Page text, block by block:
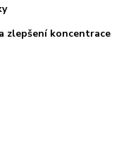
koncentrace